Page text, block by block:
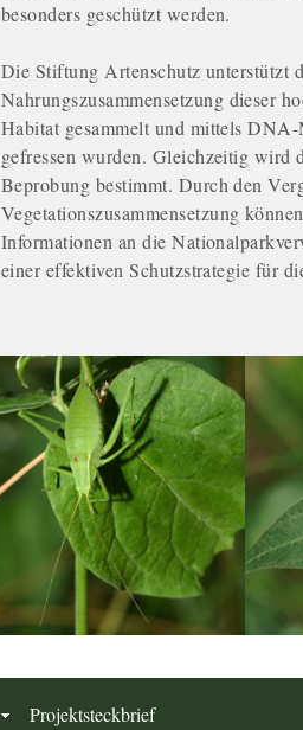
besonders geschützt werden.
Die Stiftung Artenschutz unterstützt
Nahrungszusammensetzung dieser
Habitat gesammelt und mittels
gefressen wurden. Gleichzeitig wird
Beprobung bestimmt. Durch den
Vegetationszusammensetzung
Informationen an die
einer effektiven Schutzstrategie für
Projektsteckbrief